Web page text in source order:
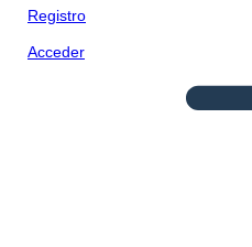
Registro
Acceder